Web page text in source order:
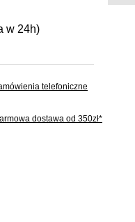
w 24h)
telefoniczne
dostawa od 350zł*